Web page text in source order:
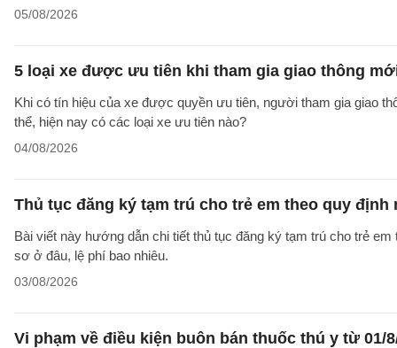
05/08/2026
5 loại xe được ưu tiên khi tham gia giao thông
Khi có tín hiệu của xe được quyền ưu tiên, người tham gia giao
thể, hiện nay có các loại xe ưu tiên nào?
04/08/2026
Thủ tục đăng ký tạm trú cho trẻ em theo quy định
Bài viết này hướng dẫn chi tiết thủ tục đăng ký tạm trú cho trẻ
sơ ở đâu, lệ phí bao nhiêu.
03/08/2026
Vi phạm về điều kiện buôn bán thuốc thú y từ 01/